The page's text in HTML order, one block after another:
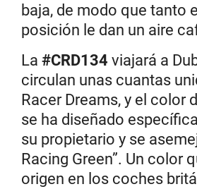
baja, de modo que tanto
posición le dan un aire
La #CRD134 viajará a
circulan unas cuantas
Racer Dreams, y el color
se ha diseñado
su propietario y se
Racing Green”. Un color
origen en los coches